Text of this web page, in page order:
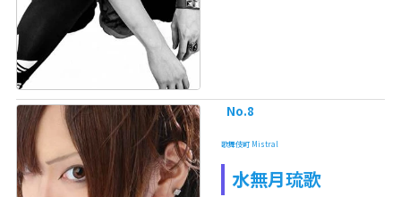
No.8
歌舞伎町 Mistral
水無月琉歌